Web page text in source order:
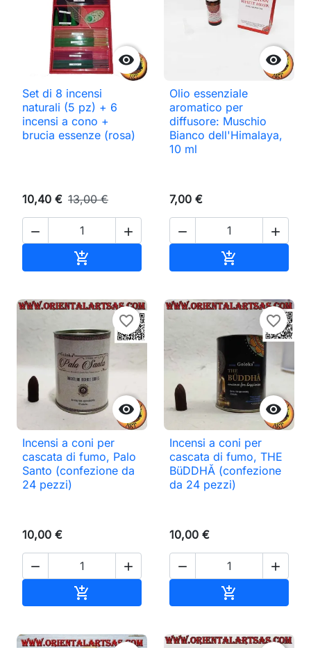

Set di 8 incensi
naturali (5 pz) + 6
incensi a cono +
brucia essenze (rosa)
10,40 € 13,00 €
 


Olio essenziale
aromatico per
diffusore: Muschio
Bianco dell'Himalaya,
10 ml
7,00 €
 


favorite_border
Incensi a coni per
cascata di fumo, Palo
Santo (confezione da
24 pezzi)
10,00 €
 


favorite_border
Incensi a coni per
cascata di fumo, THE
BüDDHĂ (confezione
da 24 pezzi)
10,00 €
 
